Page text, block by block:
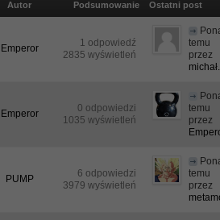
Autor Podsumowanie Ostatni post
Emperor
1 odpowiedź
2835 wyświetleń
temu
przez
Emperor
0 odpowiedzi
1035 wyświetleń
temu
przez
PUMP
6 odpowiedzi
3979 wyświetleń
temu
przez